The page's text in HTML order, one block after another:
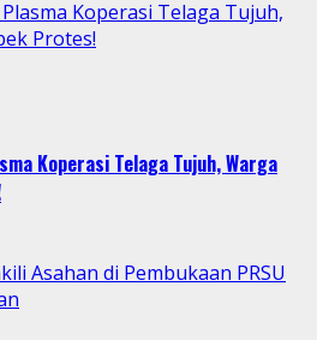
Koperasi Telaga Tujuh,
Protes!
Koperasi Telaga Tujuh, Warga
Asahan di Pembukaan PRSU